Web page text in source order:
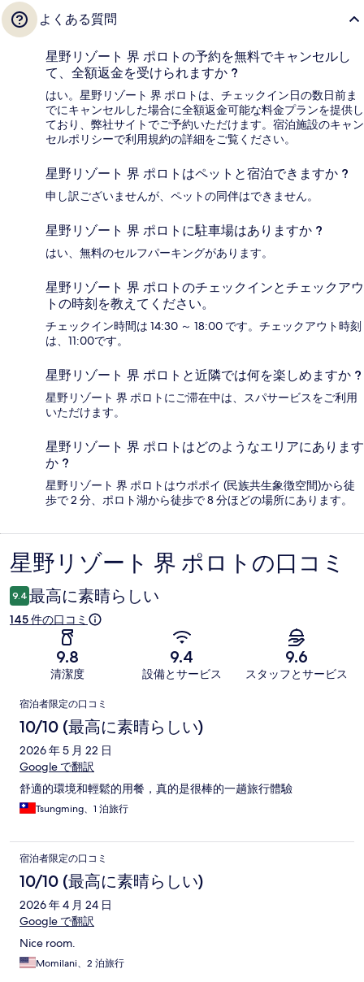
よくある質問
星野リゾート 界 ポロトの予約を無料でキャンセルし
て、全額返金を受けられますか ?
はい。星野リゾート 界 ポロトは、チェックイン日の数日前ま
でにキャンセルした場合に全額返金可能な料金プランを提供し
ており、弊社サイトでご予約いただけます。宿泊施設のキャン
セルポリシーで利用規約の詳細をご覧ください。
星野リゾート 界 ポロトはペットと宿泊できますか ?
申し訳ございませんが、ペットの同伴はできません。
星野リゾート 界 ポロトに駐車場はありますか ?
はい、無料のセルフパーキングがあります。
星野リゾート 界 ポロトのチェックインとチェックアウ
トの時刻を教えてください。
チェックイン時間は 14:30 ～ 18:00 です。チェックアウト時刻
は、11:00です。
星野リゾート 界 ポロトと近隣では何を楽しめますか ?
星野リゾート 界 ポロトにご滞在中は、スパサービスをご利用
いただけます。
星野リゾート 界 ポロトはどのようなエリアにあります
か ?
星野リゾート 界 ポロトはウポポイ (民族共生象徴空間)から徒
歩で 2 分、ポロト湖から徒歩で 8 分ほどの場所にあります。
口
コ
ミ
星野リゾート 界 ポロトの口コミ
9.4 最高に素晴らしい
145 件の口コミ
9.8
清潔度
9.4
設備とサービス
9.6
スタッフとサービス
口
コ
ミ
宿泊者限定の口コミ
10/10 (最高に素晴らしい)
2026 年 5 月 22 日
Google で翻訳
舒適的環境和輕鬆的用餐，真的是很棒的一趟旅行體驗
Tsungming、1 泊旅行
宿泊者限定の口コミ
10/10 (最高に素晴らしい)
2026 年 4 月 24 日
Google で翻訳
Nice room.
Momilani、2 泊旅行